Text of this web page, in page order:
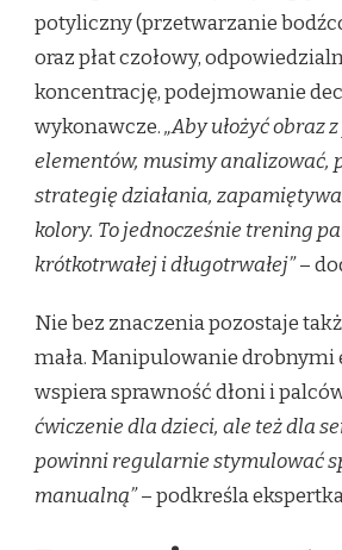
potyliczny (przetwarzanie
oraz płat czołowy,
koncentrację, podejmowanie
wykonawcze.„Aby ułożyć obraz
elementów, musimy analizować,
strategię działania,
kolory. To jednocześnie trening
krótkotrwałej i długotrwałej”–
Nie bez znaczenia pozostaje
mała. Manipulowanie
wspiera sprawność dłoni i
ćwiczenie dla dzieci, ale też dla
powinni regularnie stymulować
manualną”– podkreśla